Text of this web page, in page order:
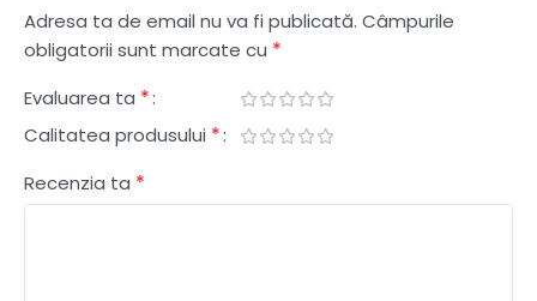
Adresa ta de email nu va fi publicată. Câmpurile
obligatorii sunt marcate cu *
Evaluarea ta *
Calitatea produsului *
Recenzia ta *